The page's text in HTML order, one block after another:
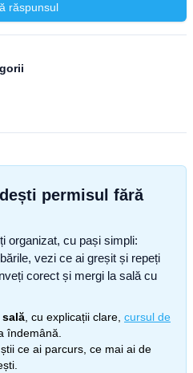
răspunsul
permisul fără
organizat, cu pași simpli:
vezi ce ai greșit și repeți
corect și mergi la sală cu
, cu explicații clare, cursul de
îndemână.
ce ai parcurs, ce mai ai de